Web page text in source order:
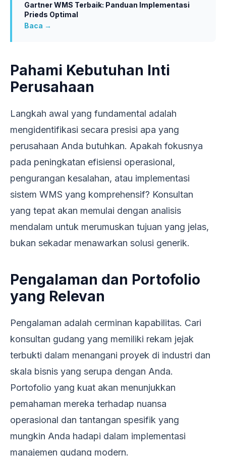
Gartner WMS Terbaik: Panduan Implementasi
Prieds Optimal
Baca →
Pahami Kebutuhan Inti
Perusahaan
Langkah awal yang fundamental adalah
mengidentifikasi secara presisi apa yang
perusahaan Anda butuhkan. Apakah fokusnya
pada peningkatan efisiensi operasional,
pengurangan kesalahan, atau implementasi
sistem WMS yang komprehensif? Konsultan
yang tepat akan memulai dengan analisis
mendalam untuk merumuskan tujuan yang jelas,
bukan sekadar menawarkan solusi generik.
Pengalaman dan Portofolio
yang Relevan
Pengalaman adalah cerminan kapabilitas. Cari
konsultan gudang yang memiliki rekam jejak
terbukti dalam menangani proyek di industri dan
skala bisnis yang serupa dengan Anda.
Portofolio yang kuat akan menunjukkan
pemahaman mereka terhadap nuansa
operasional dan tantangan spesifik yang
mungkin Anda hadapi dalam implementasi
manajemen gudang modern.